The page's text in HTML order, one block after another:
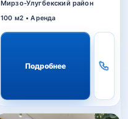
Мирзо-Улугбекский район
100 м2 • Аренда
Подробнее